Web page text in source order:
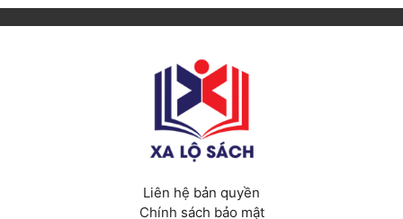
Liên hệ bản quyền
Chính sách bảo mật